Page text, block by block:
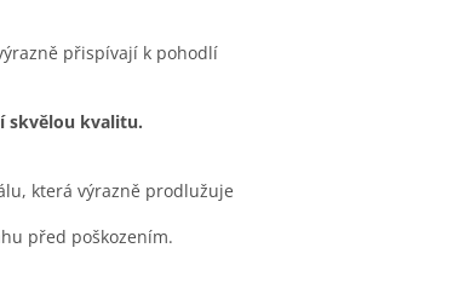
přispívají k pohodlí
skvělou kvalitu.
která výrazně prodlužuje
před poškozením.